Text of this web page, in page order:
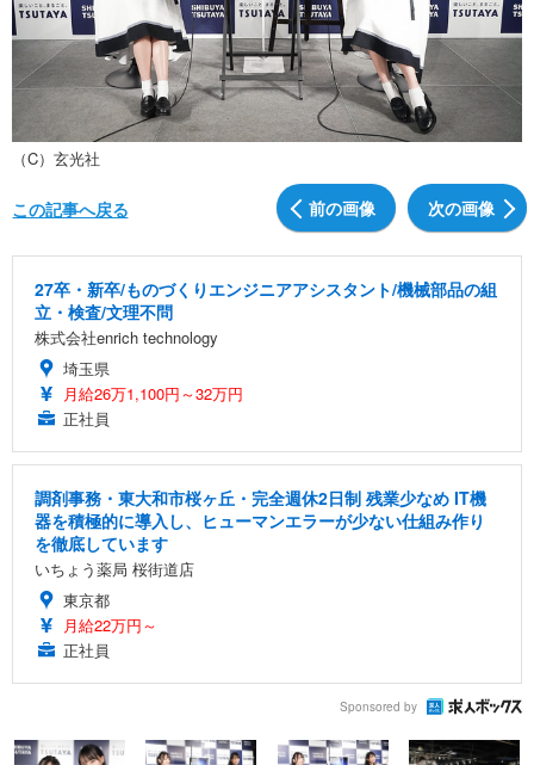
（C）玄光社
前の画像 次の画像
この記事へ戻る
27卒・新卒/ものづくりエンジニアアシスタント/機械部品の組
立・検査/文理不問
株式会社enrich technology
埼玉県
月給26万1,100円～32万円
正社員
調剤事務・東大和市桜ヶ丘・完全週休2日制 残業少なめ IT機
器を積極的に導入し、ヒューマンエラーが少ない仕組み作り
を徹底しています
いちょう薬局 桜街道店
東京都
月給22万円～
正社員
Sponsored by